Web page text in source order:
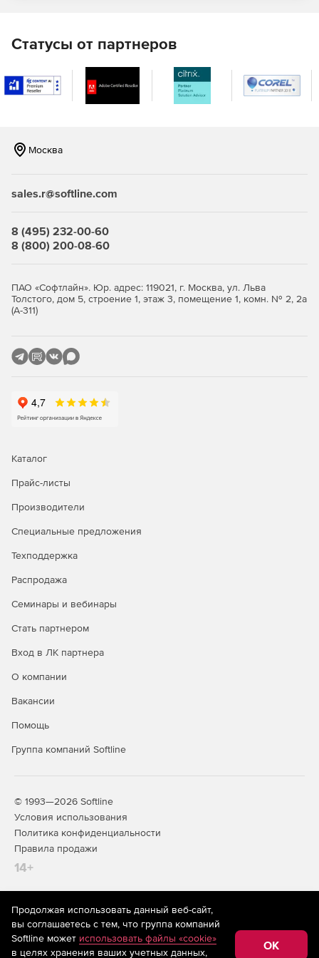
Aspose.Email for SharePoint– это компонент для
конвертации сообщений электронной почты,
синхронизации файлов и электронных писем внутри
Статусы от партнеров
Москва
sales.r@softline.com
8 (495) 232-00-60
8 (800) 200-08-60
ПАО «Софтлайн». Юр. адрес: 119021, г. Москва, ул. Льва
Толстого, дом 5, строение 1, этаж 3, помещение 1, комн. № 2, 2а
(А-311)
Каталог
Прайс-листы
Производители
Специальные предложения
Техподдержка
Распродажа
Семинары и вебинары
Стать партнером
Вход в ЛК партнера
О компании
Вакансии
Помощь
Группа компаний Softline
© 1993—2026 Softline
Условия использования
Политика конфиденциальности
Правила продажи
14+
На информационном ресурсе store.softline.ru применяются
рекомендательные технологии(информационные технологии
предоставления информации на основе сбора,
систематизации и анализа сведений, относящихся к
Продолжая использовать данный веб-сайт,
вы соглашаетесь с тем, что группа компаний
Softline может использовать файлы «cookie»
в целях хранения ваших учетных данных,
OK